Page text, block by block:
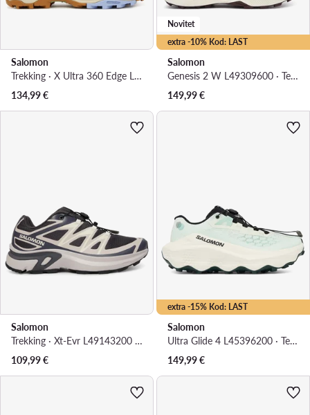
Salomon
Trekking · X Ultra 360 Edge L49097300 · Zelena
134,99€
extra -10% Kod: LAST
Novitet
Salomon
Genesis 2 W L49309600 · Tenisice za trčanje
149,99€
Salomon
Trekking · Xt-Evr L49143200 · Tamnocrvena
109,99€
extra -15% Kod: LAST
Salomon
Ultra Glide 4 L45396200 · Tenisice za trčanje
149,99€